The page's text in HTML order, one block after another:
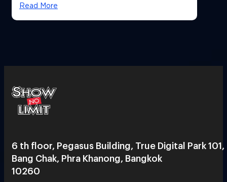
Read More
6 th floor, Pegasus Building, True Digital Park 101,
Bang Chak, Phra Khanong, Bangkok
10260